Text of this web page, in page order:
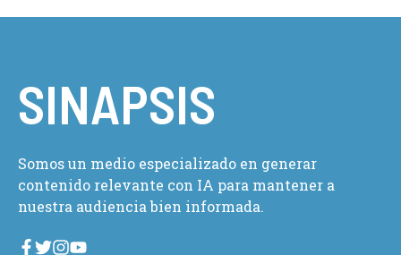
SINAPSIS
Somos un medio especializado en generar
contenido relevante con IA para mantener a
nuestra audiencia bien informada.